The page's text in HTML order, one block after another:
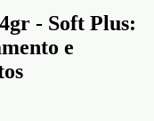
- Soft Plus:
e